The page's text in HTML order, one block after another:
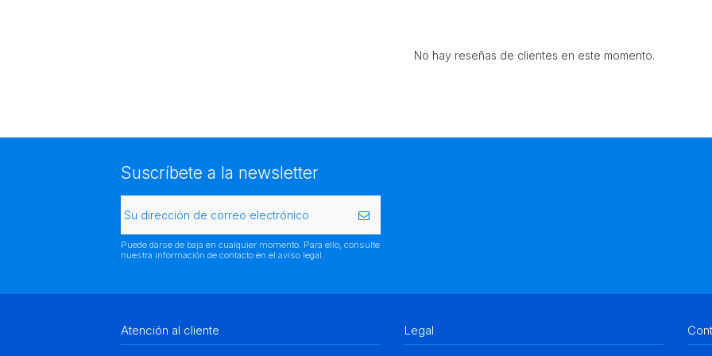
No hay reseñas de clientes en este momento.
Suscríbete a la newsletter
Puede darse de baja en cualquier momento. Para ello, consulte
nuestra información de contacto en el aviso legal.
Atención al cliente Legal